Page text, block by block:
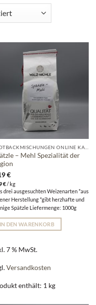
– Mehl Spezialität der
€
€/ kg
drei ausgesuchten Weizenarten *aus
Herstellung *gibt herzhafte und
Spätzle Liefermenge: 1000g
IN DEN WARENKORB
7 % MwSt.
Versandkosten
enthält: 1 kg